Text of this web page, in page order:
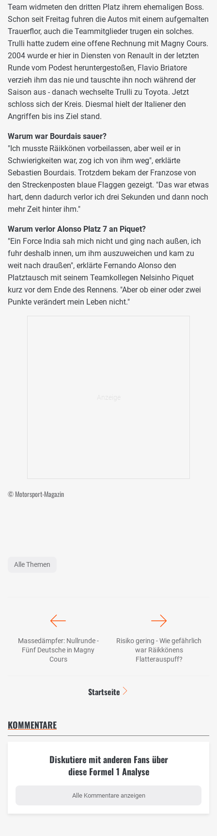
Team widmeten den dritten Platz ihrem ehemaligen Boss.
Schon seit Freitag fuhren die Autos mit einem aufgemalten
Trauerflor, auch die Teammitglieder trugen ein solches.
Trulli hatte zudem eine offene Rechnung mit Magny Cours.
2004 wurde er hier in Diensten von Renault in der letzten
Runde vom Podest heruntergestoßen, Flavio Briatore
verzieh ihm das nie und tauschte ihn noch während der
Saison aus - danach wechselte Trulli zu Toyota. Jetzt
schloss sich der Kreis. Diesmal hielt der Italiener den
Angriffen bis ins Ziel stand.
Warum war Bourdais sauer?
"Ich musste Räikkönen vorbeilassen, aber weil er in
Schwierigkeiten war, zog ich von ihm weg", erklärte
Sebastien Bourdais. Trotzdem bekam der Franzose von
den Streckenposten blaue Flaggen gezeigt. "Das war etwas
hart, denn dadurch verlor ich drei Sekunden und dann noch
mehr Zeit hinter ihm."
Warum verlor Alonso Platz 7 an Piquet?
"Ein Force India sah mich nicht und ging nach außen, ich
fuhr deshalb innen, um ihm auszuweichen und kam zu
weit nach draußen", erklärte Fernando Alonso den
Platztausch mit seinem Teamkollegen Nelsinho Piquet
kurz vor dem Ende des Rennens. "Aber ob einer oder zwei
Punkte verändert mein Leben nicht."
© Motorsport-Magazin
Alle Themen
Massedämpfer: Nullrunde -
Fünf Deutsche in Magny
Cours
Risiko gering - Wie gefährlich
war Räikkönens
Flatterauspuff?
Startseite
KOMMENTARE
Diskutiere mit anderen Fans über
diese Formel 1 Analyse
Alle Kommentare anzeigen